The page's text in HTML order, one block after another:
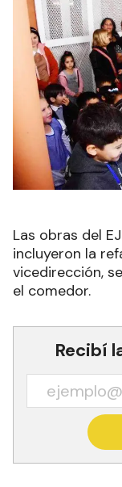
Las obras del
incluyeron la
vicedirección,
el comedor.
Recibí